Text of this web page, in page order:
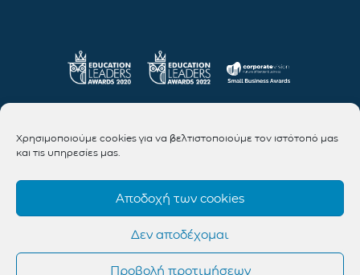
Χρησιμοποιούμε cookies για να βελτιστοποιούμε τον ιστότοπό μας
και τις υπηρεσίες μας.
Αποδοχή των cookies
Δεν αποδέχομαι
Προβολή προτιμήσεων